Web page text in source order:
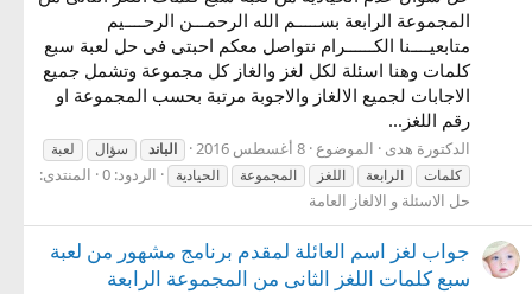
المجموعة الرابعة بســـــم الله الرحمـــن الرحــــيم
متابعيــــنا الكــــــرام نتواصل معكم احبتى فى حل لعبة سبع
كلمات وهنا اسئلة لكل لغز والغاز كل مجموعة وتشمل جميع
الاجابات لجميع الالغاز والاجوبة مرتبة بحسب المجموعة او
رقم اللغز...
الدكتورة هدى الموضوع 8 أغسطس 2016 الباند سؤال
لعبة
كلمات
الرابعة اللغز المجموعة الحيادية الردود: 0
المنتدى:
حل الاسئلة و الالغاز العامة
جواب لغز اسم العائلة لمقدم برنامج مشهور من لعبة
سبع كلمات اللغز الثانى من المجموعة الرابعة